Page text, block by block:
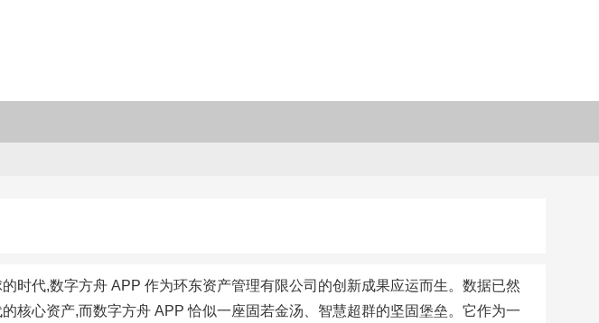
时代,数字方舟 APP 作为环东资产管理有限公司的创新成果应运而生。数据已然
核心资产,而数字方舟 APP 恰似一座固若金汤、智慧超群的坚固堡垒。它作为一